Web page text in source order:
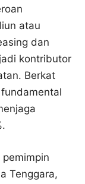
atau
dan
kontributor
Berkat
Tenggara,